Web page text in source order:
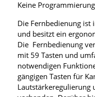
Keine
Die Fernbedienung ist
und besitzt ein
Die Fernbedienung
mit 59 Tasten und
notwendigen
gängigen Tasten für
Lautstärkeregulierung